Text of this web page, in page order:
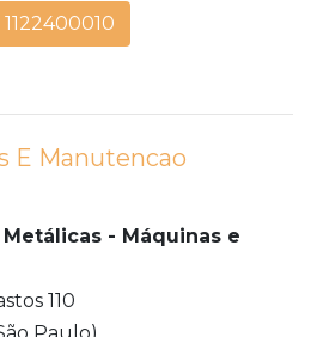
1122400010
E Manutencao
Metálicas - Máquinas e
110